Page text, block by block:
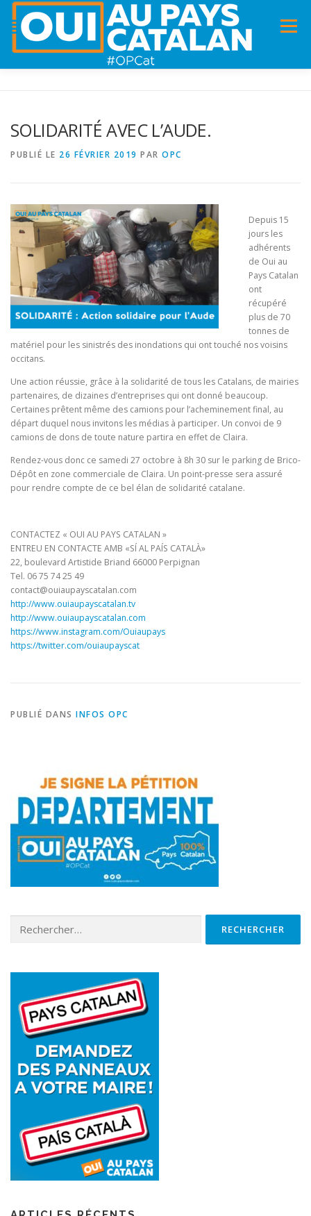
Menu
PANNEAUX POUR MA COMMUNE !
SOLIDARITÉ AVEC L’AUDE.
PUBLIÉ LE 26 FÉVRIER 2019 PAR OPC
Depuis 15
jours les
adhérents
de Oui au
Pays Catalan
ont
récupéré
plus de 70
tonnes de
matériel pour les sinistrés des inondations qui ont touché nos voisins
occitans.
Une action réussie, grâce à la solidarité de tous les Catalans, de mairies
partenaires, de dizaines d’entreprises qui ont donné beaucoup.
Certaines prêtent même des camions pour l’acheminement final, au
départ duquel nous invitons les médias à participer. Un convoi de 9
camions de dons de toute nature partira en effet de Claira.
Rendez-vous donc ce samedi 27 octobre à 8h 30 sur le parking de Brico-
Dépôt en zone commerciale de Claira. Un point-presse sera assuré
pour rendre compte de ce bel élan de solidarité catalane.
CONTACTEZ « OUI AU PAYS CATALAN »
ENTREU EN CONTACTE AMB «SÍ AL PAÍS CATALÀ»
22, boulevard Artistide Briand 66000 Perpignan
Tel. 06 75 74 25 49
contact@ouiaupayscatalan.com
http://www.ouiaupayscatalan.tv
http://www.ouiaupayscatalan.com
https://www.instagram.com/Ouiaupays
https://twitter.com/ouiaupayscat
PUBLIÉ DANS INFOS OPC